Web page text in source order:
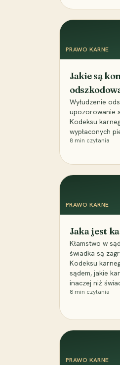
PRAWO KARNE
Jakie są
Wyłudzenie
upozorowanie
Kodeksu
wypłaconych
8 min czytania
PRAWO KARNE
Jaka jest
Kłamstwo w
świadka są
Kodeksu
sądem, jakie
inaczej niż
8 min czytania
PRAWO KARNE